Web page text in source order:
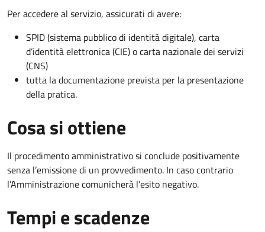
Per accedere al servizio, assicurati di avere:
SPID (sistema pubblico di identità digitale), carta
d’identità elettronica (CIE) o carta nazionale dei servizi
(CNS)
tutta la documentazione prevista per la presentazione
della pratica.
Cosa si ottiene
Il procedimento amministrativo si conclude positivamente
senza l’emissione di un provvedimento. In caso contrario
l’Amministrazione comunicherà l’esito negativo.
Tempi e scadenze